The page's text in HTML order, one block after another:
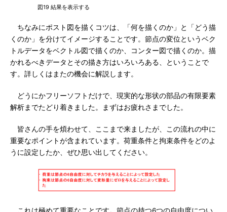
図19 結果を表示する
ちなみにポスト図を描くコツは、「何を描くのか」と「どう描
くのか」を分けてイメージすることです。節点の変位というベク
トルデータをベクトル図で描くのか、コンター図で描くのか。描
かれるべきデータとその描き方はいろいろある、ということで
す。詳しくはまたの機会に解説します。
どうにかフリーソフトだけで、現実的な形状の部品の有限要素
解析までたどり着きました。まずはお疲れさまでした。
皆さんの手を煩わせて、ここまで来ましたが、この流れの中に
重要なポイントが含まれています。荷重条件と拘束条件をどのよ
うに設定したか、ぜひ思い出してください。